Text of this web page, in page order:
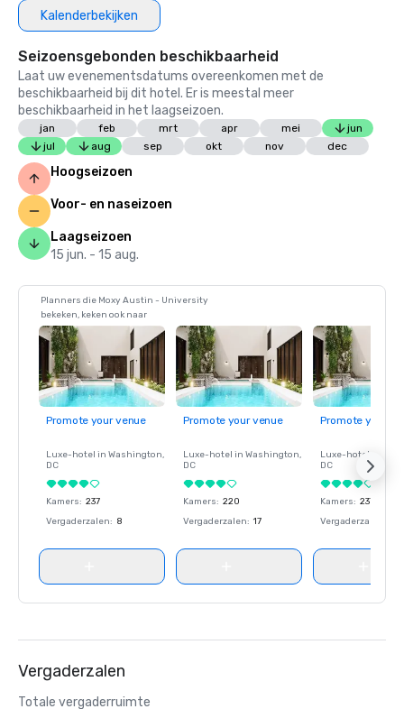
Kalenderbekijken
Seizoensgebonden beschikbaarheid
Laat uw evenementsdatums overeenkomen met de
beschikbaarheid bij dit hotel. Er is meestal meer
beschikbaarheid in het laagseizoen.
jan feb mrt apr mei
jun
jul
aug sep okt nov dec
Hoogseizoen
Voor- en naseizoen
Laagseizoen
15 jun. - 15 aug.
Planners die Moxy Austin - University
bekeken, keken ook naar
Promote your venue
Luxe-hotel in Washington,
DC
Kamers: 237
Vergaderzalen: 8
Promote your venue
Luxe-hotel in Washington,
DC
Kamers: 220
Vergaderzalen: 17
Promote your
Luxe-hotel in
DC
Kamers: 237
Vergaderzalen
Vergaderzalen
Totale vergaderruimte